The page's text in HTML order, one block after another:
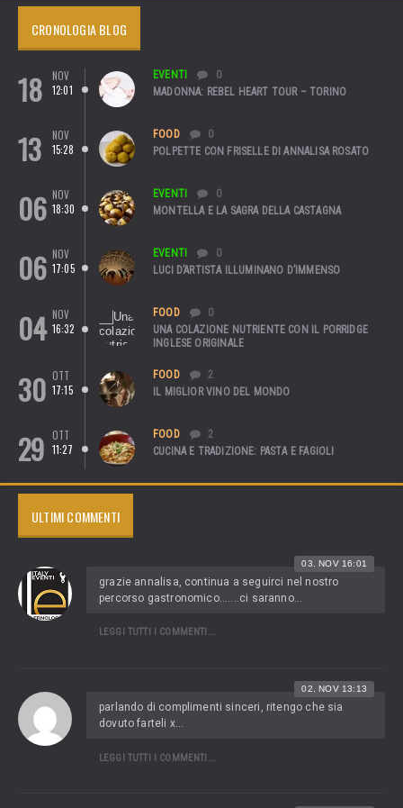
CRONOLOGIA BLOG
18
NOV
12:01
EVENTI
0
MADONNA: REBEL HEART TOUR – TORINO
13
NOV
15:28
FOOD
0
POLPETTE CON FRISELLE DI ANNALISA ROSATO
06 NOV
18:30
EVENTI
0
MONTELLA E LA SAGRA DELLA CASTAGNA
06 NOV
17:05
EVENTI
0
LUCI D’ARTISTA ILLUMINANO D’IMMENSO
04 NOV
16:32
FOOD
0
UNA COLAZIONE NUTRIENTE CON IL PORRIDGE
INGLESE ORIGINALE
30 OTT
17:15
FOOD
2
IL MIGLIOR VINO DEL MONDO
29
OTT
11:27
FOOD
2
CUCINA E TRADIZIONE: PASTA E FAGIOLI
ULTIMI COMMENTI
03. NOV 16:01
grazie annalisa, continua a seguirci nel nostro
percorso gastronomico.......ci saranno...
LEGGI TUTTI I COMMENTI...
02. NOV 13:13
parlando di complimenti sinceri, ritengo che sia
dovuto farteli x...
LEGGI TUTTI I COMMENTI...